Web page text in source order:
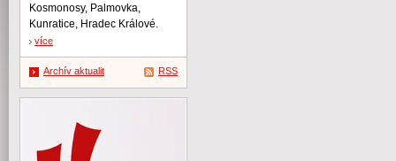
Kosmonosy, Palmovka,
Kunratice, Hradec Králové.
více
Archív aktualit RSS